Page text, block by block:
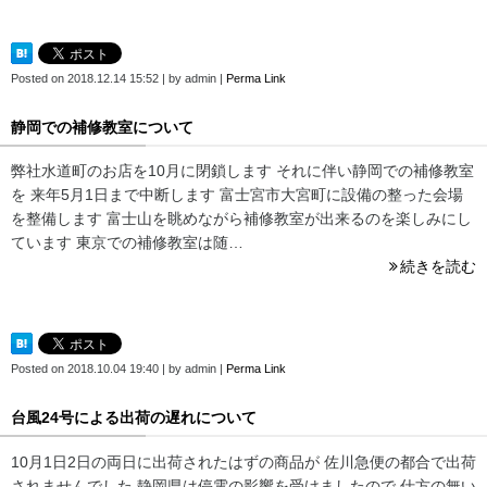
Posted on 2018.12.14 15:52 by admin Perma Link
静岡での補修教室について
弊社水道町のお店を10月に閉鎖します それに伴い静岡での補修教室
を 来年5月1日まで中断します 富士宮市大宮町に設備の整った会場
を整備します 富士山を眺めながら補修教室が出来るのを楽しみにし
ています 東京での補修教室は随…
続きを読む
Posted on 2018.10.04 19:40 by admin Perma Link
台風24号による出荷の遅れについて
10月1日2日の両日に出荷されたはずの商品が 佐川急便の都合で出荷